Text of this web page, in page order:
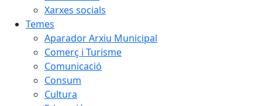
Xarxes socials
Temes
Aparador Arxiu Municipal
Comerç i Turisme
Comunicació
Consum
Cultura